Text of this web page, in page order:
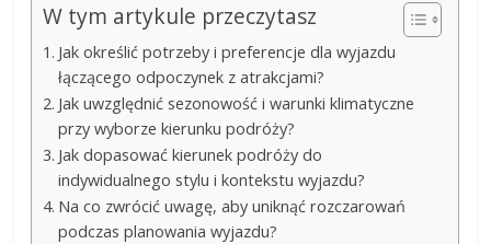
W tym artykule przeczytasz
Jak określić potrzeby i preferencje dla wyjazdu
łączącego odpoczynek z atrakcjami?
Jak uwzględnić sezonowość i warunki klimatyczne
przy wyborze kierunku podróży?
Jak dopasować kierunek podróży do
indywidualnego stylu i kontekstu wyjazdu?
Na co zwrócić uwagę, aby uniknąć rozczarowań
podczas planowania wyjazdu?